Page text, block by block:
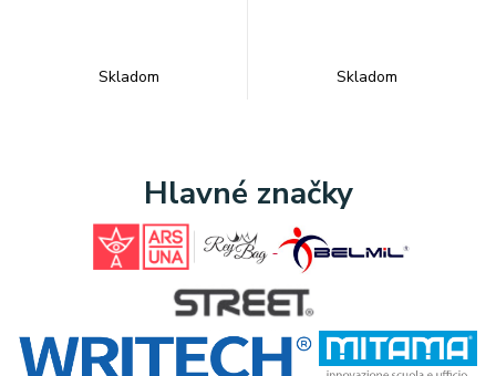
Skladom Skladom
Hlavné značky